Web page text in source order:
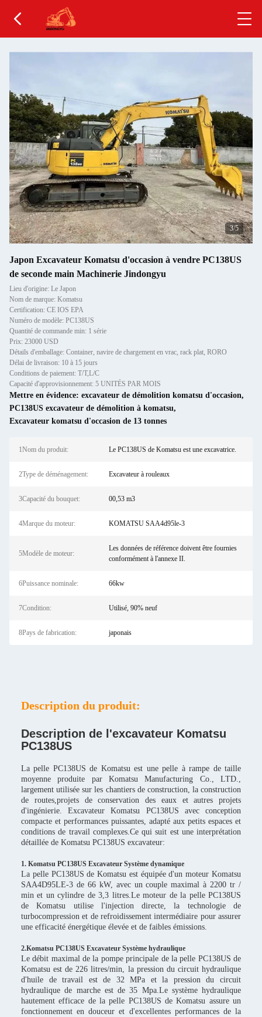
4/5
Japon Excavateur Komatsu d'occasion à vendre PC138US
de seconde main Machinerie Jindongyu
Lieu d'origine: Le Japon
Nom de marque: Komatsu
Certification: CE IOS EPA
Numéro de modèle: PC138US
Quantité de commande min: 1 série
Prix: 23000 USD
Détails d'emballage: Container, navire de chargement en vrac, rack plat, RORO
Délai de livraison: 10 à 15 jours
Conditions de paiement: T/T,L/C
Capacité d'approvisionnement: 5 UNITÉS PAR MOIS
Mettre en évidence: excavateur de démolition komatsu d'occasion,
PC138US excavateur de démolition à komatsu,
Excavateur komatsu d'occasion de 13 tonnes
1Nom du produit: Le PC138US de Komatsu est une excavatrice.
2Type de déménagement: Excavateur à rouleaux
3Capacité du bouquet: 00,53 m3
4Marque du moteur: KOMATSU SAA4d95le-3
5Modèle de moteur:
Les données de référence doivent être fournies
conformément à l'annexe II.
6Puissance nominale: 66kw
7Condition: Utilisé, 90% neuf
8Pays de fabrication: japonais
Description du produit:
Description de l'excavateur Komatsu
PC138US
La pelle PC138US de Komatsu est une pelle à rampe de taille
moyenne produite par Komatsu Manufacturing Co., LTD.,
largement utilisée sur les chantiers de construction, la construction
de routes,projets de conservation des eaux et autres projets
d'ingénierie. Excavateur Komatsu PC138US avec conception
compacte et performances puissantes, adapté aux petits espaces et
conditions de travail complexes.Ce qui suit est une interprétation
détaillée de Komatsu PC138US excavateur:
1. Komatsu PC138US Excavateur Système dynamique
La pelle PC138US de Komatsu est équipée d'un moteur Komatsu
SAA4D95LE-3 de 66 kW, avec un couple maximal à 2200 tr /
min et un cylindre de 3,3 litres.Le moteur de la pelle PC138US
de Komatsu utilise l'injection directe, la technologie de
turbocompression et de refroidissement intermédiaire pour assurer
une efficacité énergétique élevée et de faibles émissions.
2.Komatsu PC138US Excavateur Système hydraulique
Le débit maximal de la pompe principale de la pelle PC138US de
Komatsu est de 226 litres/min, la pression du circuit hydraulique
d'huile de travail est de 32 MPa et la pression du circuit
hydraulique de marche est de 35 Mpa.Le système hydraulique
hautement efficace de la pelle PC138US de Komatsu assure un
fonctionnement en douceur et d'excellentes performances de la